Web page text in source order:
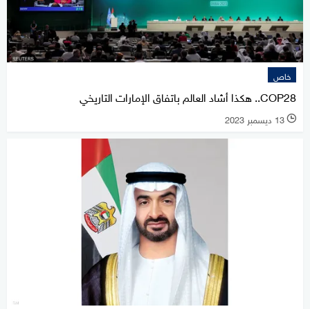
خاص
COP28.. هكذا أشاد العالم باتفاق الإمارات التاريخي
l 13 ديسمبر 2023